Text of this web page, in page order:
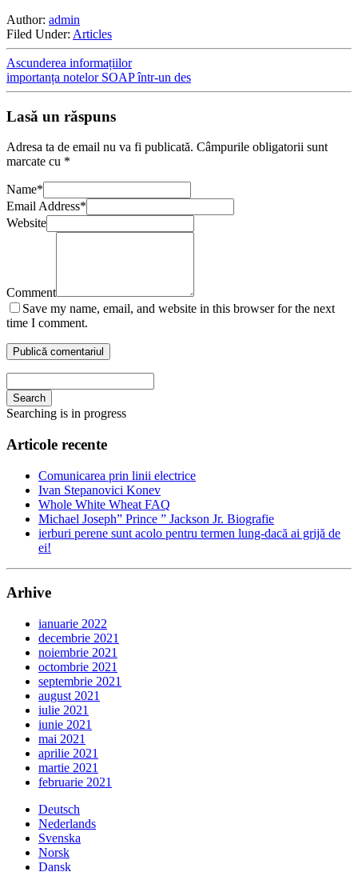
Author: admin
Filed Under: Articles
Ascunderea informațiilor
importanța notelor SOAP într-un des
Lasă un răspuns
Adresa ta de email nu va fi publicată. Câmpurile obligatorii sunt
marcate cu *
Name*
Email Address*
Website
Comment
Save my name, email, and website in this browser for the next
time I comment.
Search
Searching is in progress
Articole recente
Comunicarea prin linii electrice
Ivan Stepanovici Konev
Whole White Wheat FAQ
Michael Joseph” Prince ” Jackson Jr. Biografie
ierburi perene sunt acolo pentru termen lung-dacă ai grijă de
ei!
Arhive
ianuarie 2022
decembrie 2021
noiembrie 2021
octombrie 2021
septembrie 2021
august 2021
iulie 2021
iunie 2021
mai 2021
aprilie 2021
martie 2021
februarie 2021
Deutsch
Nederlands
Svenska
Norsk
Dansk